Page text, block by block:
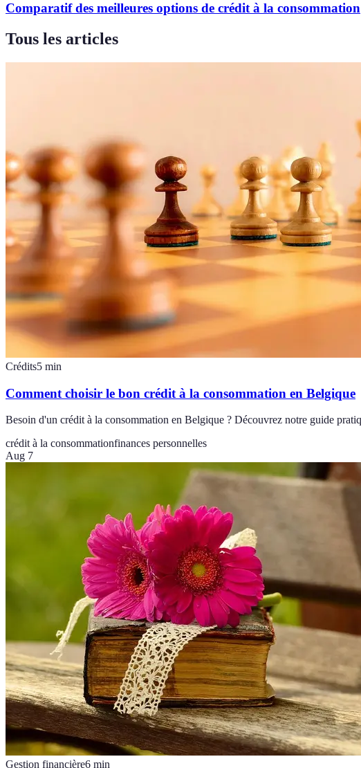
Comparatif des meilleures options de crédit à la consommation
Tous les articles
Crédits5 min
Comment choisir le bon crédit à la consommation en Belgique
Besoin d'un crédit à la consommation en Belgique ? Découvrez notre guide
crédit à la consommationfinances personnelles
Aug 7
Gestion financière6 min